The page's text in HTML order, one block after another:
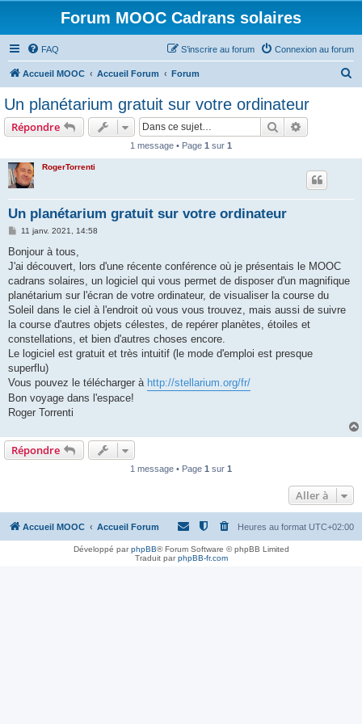
Forum MOOC Cadrans solaires
FAQ Connexion au forum
S’inscrire au forum
Accueil MOOC Accueil Forum Forum
Un planétarium gratuit sur votre ordinateur
Répondre Rechercher
1 message • Page 1 sur 1
RogerTorrenti
Un planétarium gratuit sur votre ordinateur
M
s
a
g
11 janv. 2021, 14:58
Bonjour à tous,
J'ai découvert, lors d'une récente conférence où je présentais le MOOC
cadrans solaires, un logiciel qui vous permet de disposer d'un magnifique
planétarium sur l'écran de votre ordinateur, de visualiser la course du
Soleil dans le ciel à l'endroit où vous vous trouvez, mais aussi de suivre
la course d'autres objets célestes, de repérer planètes, étoiles et
constellations, et bien d'autres choses encore.
Le logiciel est gratuit et très intuitif (le mode d'emploi est presque
superflu)
Vous pouvez le télécharger à http://stellarium.org/fr/
Bon voyage dans l'espace!
Roger Torrenti
Répondre
1 message • Page 1 sur 1
Aller à
Accueil MOOC Accueil Forum Heures au format UTC+02:00
Développé parphpBB® Forum Software © phpBB Limited
Traduit parphpBB-fr.com